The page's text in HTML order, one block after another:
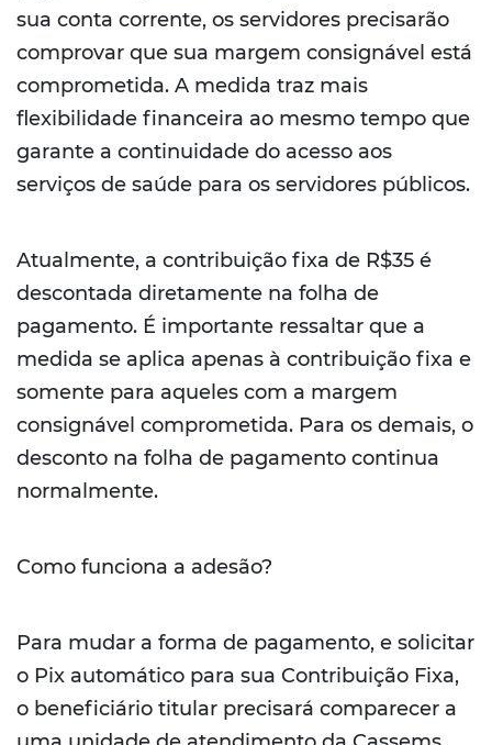
sua conta corrente, os servidores precisarão
comprovar que sua margem consignável está
comprometida. A medida traz mais
flexibilidade financeira ao mesmo tempo que
garante a continuidade do acesso aos
serviços de saúde para os servidores públicos.
Atualmente, a contribuição fixa de R$35 é
descontada diretamente na folha de
pagamento. É importante ressaltar que a
medida se aplica apenas à contribuição fixa e
somente para aqueles com a margem
consignável comprometida. Para os demais, o
desconto na folha de pagamento continua
normalmente.
Como funciona a adesão?
Para mudar a forma de pagamento, e solicitar
o Pix automático para sua Contribuição Fixa,
o beneficiário titular precisará comparecer a